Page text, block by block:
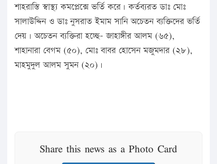
শাহরাস্তি স্বাস্থ্য কমপ্লেক্সে ভর্তি করে। কর্তব্যরত ডাঃ মোঃ
সালাউদ্দিন ও ডাঃ নুসরাত ইমাম সানি অচেতন ব্যক্তিদের ভর্তি
দেয়। অচেতন ব্যক্তিরা হচ্ছে- জাহাঙ্গীর আলম (৬৫),
শাহানারা বেগম (৫০), মোঃ বাবর হোসেন মজুমদার (২৮),
মাহমুদুল আলম সুমন (২০)।
Share this news as a Photo Card